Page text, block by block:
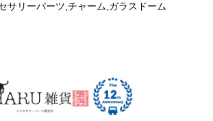
サリーパーツ,チャーム,ガラスドーム